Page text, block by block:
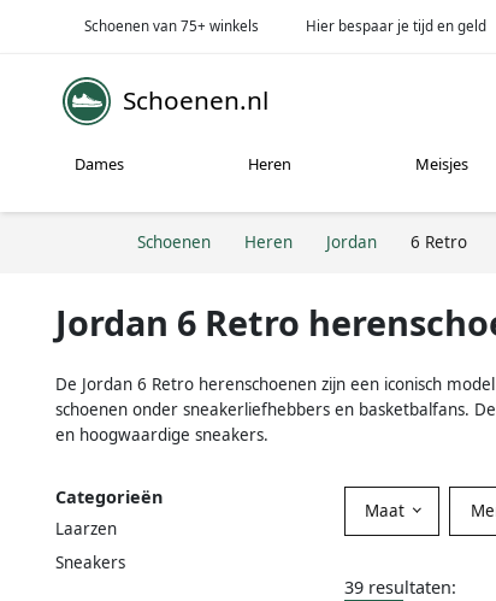
Schoenen van 75+ winkels Hier bespaar je tijd en geld
Schoenen.nl
Dames Heren Meisjes
Schoenen Heren Jordan 6 Retro
Jordan 6 Retro
De Jordan 6 Retro herenschoenen zijn een iconisch
schoenen onder sneakerliefhebbers en basketbalfans.
en hoogwaardige sneakers.
Categorieën
Laarzen
Sneakers
Maat
39 resultaten: